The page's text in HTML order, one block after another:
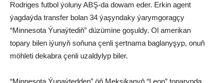
Rodriges futbol ýoluny ABŞ-da dowam eder. Erkin agent
ýagdaýda transfer bolan 34 ýaşyndaky ýarymgoragçy
“Minnesota Ýunaýtediň” düzümine goşuldy. Ol amerikan
topary bilen iýunyň soňuna çenli şertnama baglanyşyp, onuň
möhleti dekabra çenli uzaldylyp biler.
“Minnesota Ýunaýtedden” öň Meksikanyň “Leon” toparynda